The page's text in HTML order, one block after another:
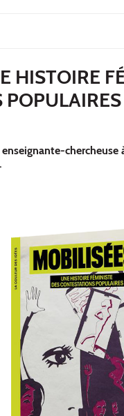
HISTOIRE
POPULAIRES